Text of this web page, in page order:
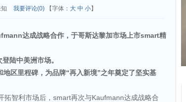
我要评论(0)【字体： 大 中 小】
达成战略合作，于哥斯达黎加市场上市smart精
陆中美洲市场。
地区里程碑，为品牌“再入新境”之年奠定了坚实基
拓智利市场后，smart再次与Kaufmann达成战略合